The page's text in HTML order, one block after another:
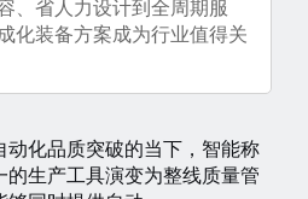
、省人力设计到全周期服
化装备方案成为行业值得关
动化品质突破的当下，智能称
的生产工具演变为整线质量管